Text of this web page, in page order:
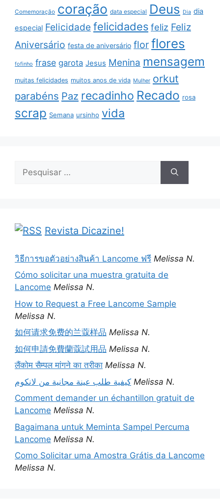
Comemoração coração data especial Deus Dia dia
especial Felicidade felicidades feliz Feliz
Aniversário festa de aniversário flor flores
fofinho frase garota Jesus Menina mensagem
muitas felicidades muitos anos de vida Mulher orkut
parabéns Paz recadinho Recado rosa
scrap Semana ursinho vida
por:
Revista Dicazine!
วิธีการขอตัวอย่างสินค้า Lancome ฟรี Melissa N.
Cómo solicitar una muestra gratuita de
Lancome Melissa N.
How to Request a Free Lancome Sample
Melissa N.
如何请求免费的兰蔻样品 Melissa N.
如何申請免費蘭蔻試用品 Melissa N.
लैंकोम सैम्पल मांगने का तरीका Melissa N.
كيفية طلب عينة مجانية من لانكوم Melissa N.
Comment demander un échantillon gratuit de
Lancome Melissa N.
Bagaimana untuk Meminta Sampel Percuma
Lancome Melissa N.
Como Solicitar uma Amostra Grátis da Lancome
Melissa N.